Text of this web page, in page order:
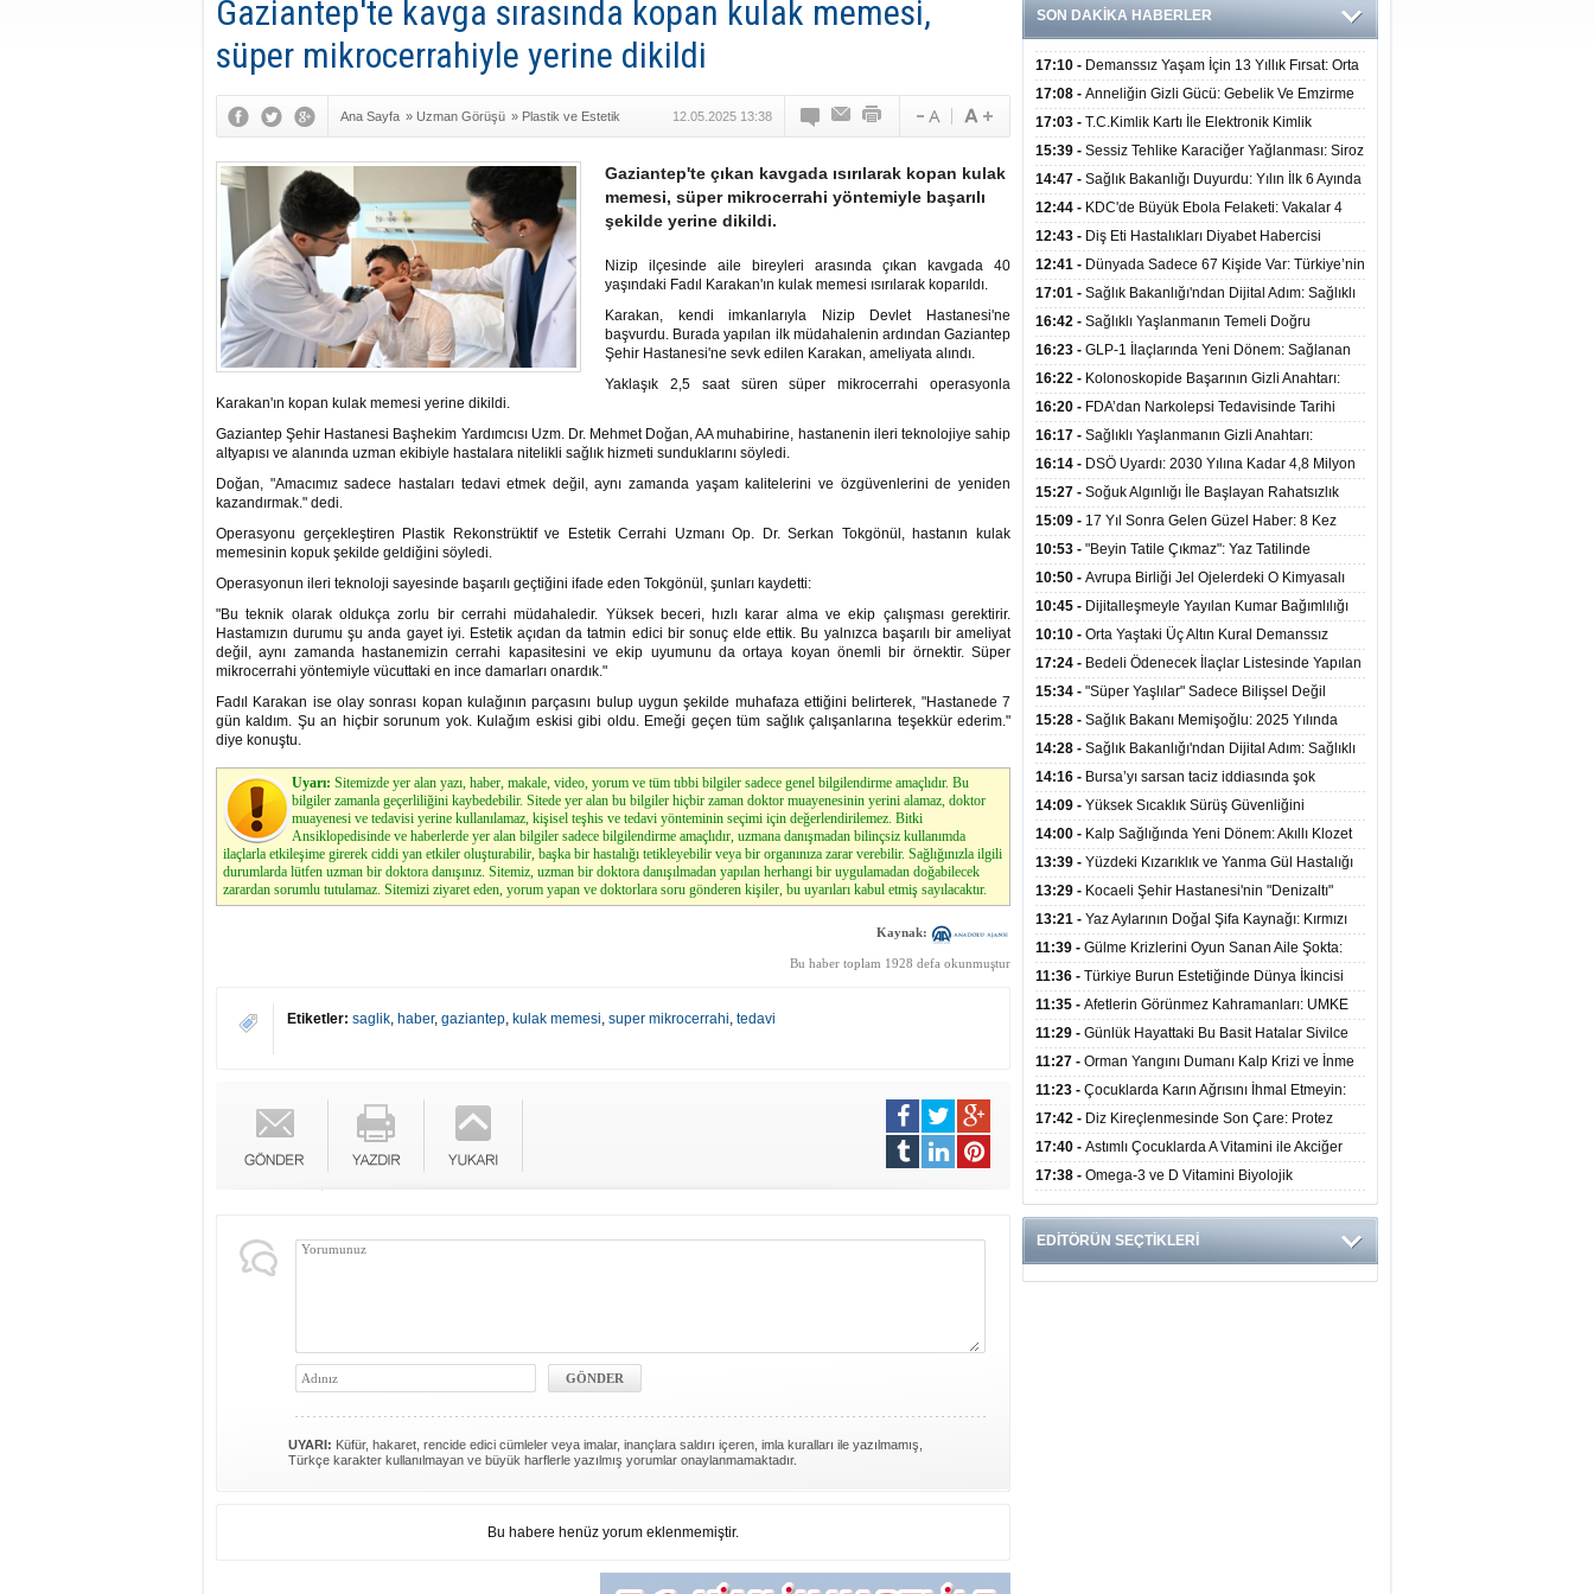
Gaziantep'te kavga sırasında kopan kulak memesi,
süper mikrocerrahiyle yerine dikildi
Ana Sayfa » Uzman Görüşü » Plastik ve Estetik
Cerrahi
12.05.2025 13:38
Gaziantep'te çıkan kavgada ısırılarak kopan kulak
memesi, süper mikrocerrahi yöntemiyle başarılı
şekilde yerine dikildi.
Nizip ilçesinde aile bireyleri arasında çıkan kavgada 40
yaşındaki Fadıl Karakan'ın kulak memesi ısırılarak koparıldı.
Karakan, kendi imkanlarıyla Nizip Devlet Hastanesi'ne
başvurdu. Burada yapılan ilk müdahalenin ardından Gaziantep
Şehir Hastanesi'ne sevk edilen Karakan, ameliyata alındı.
Yaklaşık 2,5 saat süren süper mikrocerrahi operasyonla
Karakan'ın kopan kulak memesi yerine dikildi.
Gaziantep Şehir Hastanesi Başhekim Yardımcısı Uzm. Dr. Mehmet Doğan, AA muhabirine, hastanenin ileri teknolojiye sahip
altyapısı ve alanında uzman ekibiyle hastalara nitelikli sağlık hizmeti sunduklarını söyledi.
Doğan, "Amacımız sadece hastaları tedavi etmek değil, aynı zamanda yaşam kalitelerini ve özgüvenlerini de yeniden
kazandırmak." dedi.
Operasyonu gerçekleştiren Plastik Rekonstrüktif ve Estetik Cerrahi Uzmanı Op. Dr. Serkan Tokgönül, hastanın kulak
memesinin kopuk şekilde geldiğini söyledi.
Operasyonun ileri teknoloji sayesinde başarılı geçtiğini ifade eden Tokgönül, şunları kaydetti:
"Bu teknik olarak oldukça zorlu bir cerrahi müdahaledir. Yüksek beceri, hızlı karar alma ve ekip çalışması gerektirir.
Hastamızın durumu şu anda gayet iyi. Estetik açıdan da tatmin edici bir sonuç elde ettik. Bu yalnızca başarılı bir ameliyat
değil, aynı zamanda hastanemizin cerrahi kapasitesini ve ekip uyumunu da ortaya koyan önemli bir örnektir. Süper
mikrocerrahi yöntemiyle vücuttaki en ince damarları onardık."
Fadıl Karakan ise olay sonrası kopan kulağının parçasını bulup uygun şekilde muhafaza ettiğini belirterek, "Hastanede 7
gün kaldım. Şu an hiçbir sorunum yok. Kulağım eskisi gibi oldu. Emeği geçen tüm sağlık çalışanlarına teşekkür ederim."
diye konuştu.
Uyarı: Sitemizde yer alan yazı, haber, makale, video, yorum ve tüm tıbbi bilgiler sadece genel bilgilendirme amaçlıdır. Bu
bilgiler zamanla geçerliliğini kaybedebilir. Sitede yer alan bu bilgiler hiçbir zaman doktor muayenesinin yerini alamaz, doktor
muayenesi ve tedavisi yerine kullanılamaz, kişisel teşhis ve tedavi yönteminin seçimi için değerlendirilemez. Bitki
Ansiklopedisinde ve haberlerde yer alan bilgiler sadece bilgilendirme amaçlıdır, uzmana danışmadan bilinçsiz kullanımda
ilaçlarla etkileşime girerek ciddi yan etkiler oluşturabilir, başka bir hastalığı tetikleyebilir veya bir organınıza zarar verebilir. Sağlığınızla ilgili
durumlarda lütfen uzman bir doktora danışınız. Sitemiz, uzman bir doktora danışılmadan yapılan herhangi bir uygulamadan doğabilecek
zarardan sorumlu tutulamaz. Sitemizi ziyaret eden, yorum yapan ve doktorlara soru gönderen kişiler, bu uyarıları kabul etmiş sayılacaktır.
Kaynak:
Bu haber toplam 1928 defa okunmuştur
Etiketler: saglik, haber, gaziantep, kulak memesi, super mikrocerrahi, tedavi
UYARI: Küfür, hakaret, rencide edici cümleler veya imalar, inançlara saldırı içeren, imla kuralları ile yazılmamış,
Türkçe karakter kullanılmayan ve büyük harflerle yazılmış yorumlar onaylanmamaktadır.
Bu habere henüz yorum eklenmemiştir.
SON DAKİKA HABERLER
17:10 - Demanssız Yaşam İçin 13 Yıllık Fırsat: Orta
Yaştaki Yaşam Tarzı Beyin Sağlığını Belirliyor
17:08 - Anneliğin Gizli Gücü: Gebelik Ve Emzirme
Biyolojik Dayanıklılığı Artırabilir Mi?
17:03 - T.C.Kimlik Kartı İle Elektronik Kimlik
Doğrulama Yöntemi (Biyometrik Kimlik Doğrulama
Sistemi) 07.08.2026
15:39 - Sessiz Tehlike Karaciğer Yağlanması: Siroz
Ve Kalp Krizine Davetiye Çıkarıyor!
14:47 - Sağlık Bakanlığı Duyurdu: Yılın İlk 6 Ayında
10 Binden Fazla Hasta Hiperbarik Oksijen Tedavisi
Aldı
12:44 - KDC'de Büyük Ebola Felaketi: Vakalar 4
Bini Aştı, Virüste Mutasyon Şüphesi!
12:43 - Diş Eti Hastalıkları Diyabet Habercisi
Olabilir: Ağız Sağlığı Ve Şeker Arasındaki Çift Yönlü
Bağ Kanıtlandı
12:41 - Dünyada Sadece 67 Kişide Var: Türkiye’nin
İlk Bundgaard Sendromu Vakası Diyarbakır’da
Teşhis Edildi
17:01 - Sağlık Bakanlığı'ndan Dijital Adım: Sağlıklı
Hayat Merkezlerinde Uzaktan Danışmanlık Dönemi
Başladı
16:42 - Sağlıklı Yaşlanmanın Temeli Doğru
Beslenmeden Geçiyor: İleri Yaşta Hangi Besin
Öğelerine İhtiyaç Duyuluyor?
16:23 - GLP-1 İlaçlarında Yeni Dönem: Sağlanan
Faydalar Yalnızca Kilo Kaybıyla Sınırlı Değil
16:22 - Kolonoskopide Başarının Gizli Anahtarı:
Yetersiz Bağırsak Temizliği Poliplerin Gözden
Kaçmasına Neden Oluyor
16:20 - FDA’dan Narkolepsi Tedavisinde Tarihi
Onay: Oreksin Sistemini Hedefleyen İlk İlaç
Kullanıma Sunuldu
16:17 - Sağlıklı Yaşlanmanın Gizli Anahtarı:
Düzenli Kuvvet Antrenmanı Kas Ve Kemik Sağlığını
Koruyor
16:14 - DSÖ Uyardı: 2030 Yılına Kadar 4,8 Milyon
Hemşire ve Ebe Açığı Oluşabilir
15:27 - Soğuk Algınlığı İle Başlayan Rahatsızlık
Karaciğer Yetmezliği Çıktı: 17 Yıl Sonra Nakille
Hayata Tutundu
15:09 - 17 Yıl Sonra Gelen Güzel Haber: 8 Kez
Reddedilen Hastaya 9'uncu Çağrıda Nakil Yapıldı
10:53 - "Beyin Tatile Çıkmaz": Yaz Tatilinde
Öğrenilenlerin Yüzde 39'u Unutulabiliyor
10:50 - Avrupa Birliği Jel Ojelerdeki O Kimyasalı
Yasakladı: Kısırlık ve Alerji Riski Uyarısı
10:45 - Dijitalleşmeyle Yayılan Kumar Bağımlılığı
Beyni ve Aileyi Yıkıma Uğratıyor
10:10 - Orta Yaştaki Üç Altın Kural Demanssız
Yaşamı 13 Yıl Uzatabiliyor
17:24 - Bedeli Ödenecek İlaçlar Listesinde Yapılan
Düzenlemeler Hakkında Duyuru 2026/30
15:34 - "Süper Yaşlılar" Sadece Bilişsel Değil
Fiziksel Olarak da Daha Sağlıklı Yaşıyor
15:28 - Sağlık Bakanı Memişoğlu: 2025 Yılında
300 Bini Aşkın Kişiye Emzirme Eğitimi Verildi
14:28 - Sağlık Bakanlığı'ndan Dijital Adım: Sağlıklı
Hayat Merkezlerinde Uzaktan Sağlık Hizmeti
Başladı
14:16 - Bursa’yı sarsan taciz iddiasında şok
gelişme!
14:09 - Yüksek Sıcaklık Sürüş Güvenliğini
Düşürüyor: 40 Derecede Güvenli Sürüş Süresi 53
Dakikaya İniyor
14:00 - Kalp Sağlığında Yeni Dönem: Akıllı Klozet
Kapağı 30 Saniyede Ritim Bozukluğunu Tespit
Ediyor
13:39 - Yüzdeki Kızarıklık ve Yanma Gül Hastalığı
(Rozasea) Belirtisi Olabilir
13:29 - Kocaeli Şehir Hastanesi'nin "Denizaltı"
Görünümlü Ünitesi Hastalara Umut Oluyor
13:21 - Yaz Aylarının Doğal Şifa Kaynağı: Kırmızı
Meyveler Bağışıklığı ve Kalbi Koruyor
11:39 - Gülme Krizlerini Oyun Sanan Aile Şokta:
3,5 Yaşındaki Çocuk 8 Kez Felç Geçirdi
11:36 - Türkiye Burun Estetiğinde Dünya İkincisi
Oldu
11:35 - Afetlerin Görünmez Kahramanları: UMKE
Dev Kadrosuyla Görev Başında
11:29 - Günlük Hayattaki Bu Basit Hatalar Sivilce
Oluşumunu Tetikliyor
11:27 - Orman Yangını Dumanı Kalp Krizi ve İnme
Riskini Artırıyor
11:23 - Çocuklarda Karın Ağrısını İhmal Etmeyin:
Apandisit Habercisi Olabilir
17:42 - Diz Kireçlenmesinde Son Çare: Protez
Ameliyatı İle Yaşam Kalitesi Artıyor
17:40 - Astımlı Çocuklarda A Vitamini ile Akciğer
Hacmi Arasında Bağlantı Bulundu
17:38 - Omega-3 ve D Vitamini Biyolojik
Yaşlanmayı Yavaşlatabilir
EDİTÖRÜN SEÇTİKLERİ